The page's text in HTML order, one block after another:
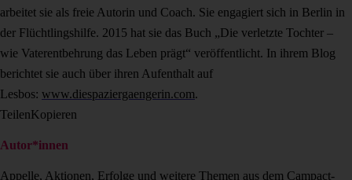
arbeitet sie als freie Autorin und Coach. Sie engagiert sich in Berlin in
der Flüchtlingshilfe. 2015 hat sie das Buch „Die verletzte Tochter –
wie Vaterentbehrung das Leben prägt“ veröffentlicht. In ihrem Blog
berichtet sie auch über ihren Aufenthalt auf
Lesbos: www.diespaziergaengerin.com.
TeilenKopieren
Autor*innen
Appelle, Aktionen, Erfolge und weitere Themen aus dem Campact-